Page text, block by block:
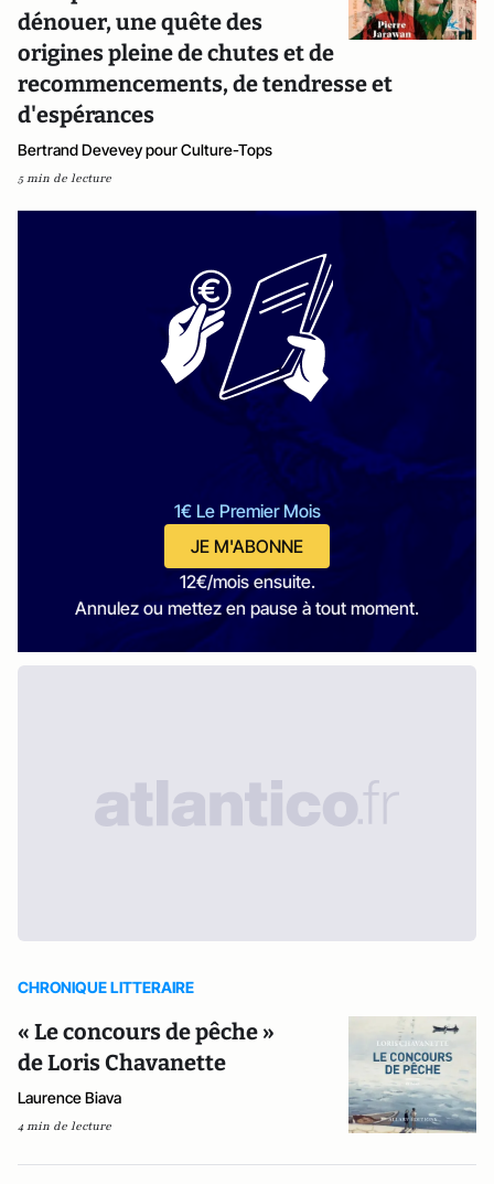
dénouer, une quête des
origines pleine de chutes et de
recommencements, de tendresse et
d'espérances
Bertrand Devevey pour Culture-Tops
5 min de lecture
1€ Le Premier Mois
JE M'ABONNE
12€/mois ensuite.
Annulez ou mettez en pause à tout moment.
CHRONIQUE LITTERAIRE
« Le concours de pêche »
de Loris Chavanette
Laurence Biava
4 min de lecture